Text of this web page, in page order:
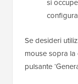
si
Se desideri
mouse sopra la
pulsante